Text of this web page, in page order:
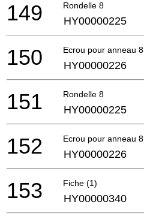
Rondelle 8
149 HY00000225
Ecrou pour anneau 8
150 HY00000226
Rondelle 8
151 HY00000225
Ecrou pour anneau 8
152 HY00000226
Fiche (1)
153 HY00000340